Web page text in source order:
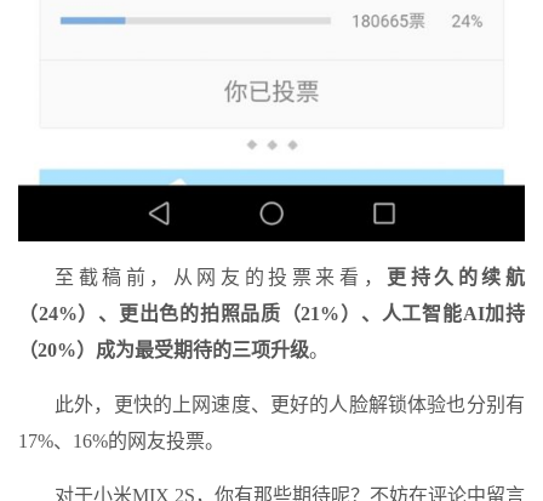
至截稿前，从网友的投票来看，
更持久的续航
（24%）、更出色的拍照品质（21%）、人工智能AI加持
（20%）成为最受期待的三项升级。
此外，更快的上网速度、更好的人脸解锁体验也分别有
17%、16%的网友投票。
对于小米MIX 2S，你有那些期待呢？不妨在评论中留言